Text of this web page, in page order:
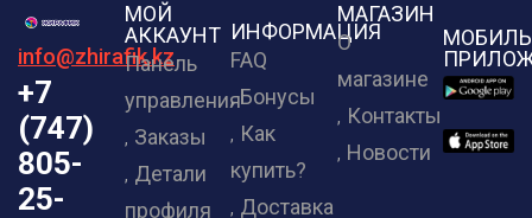
info@zhirafik.kz
+7
(747)
805-
25-
МОЙ
АККАУНТ
Панель
управления
Заказы
Детали
профиля
ИНФОРМАЦИЯ
FAQ
Бонусы
Как
купить?
Доставка
МАГАЗИН
О
магазине
Контакты
Новости